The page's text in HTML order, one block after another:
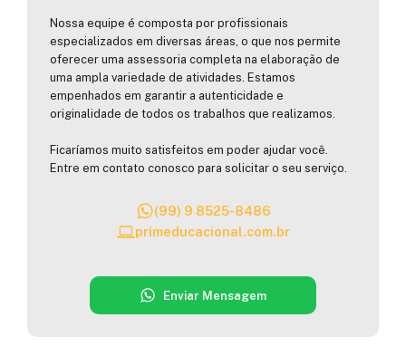
Nossa equipe é composta por profissionais
especializados em diversas áreas, o que nos permite
oferecer uma assessoria completa na elaboração de
uma ampla variedade de atividades. Estamos
empenhados em garantir a autenticidade e
originalidade de todos os trabalhos que realizamos.
Ficaríamos muito satisfeitos em poder ajudar você.
Entre em contato conosco para solicitar o seu serviço.
(99) 9 8525-8486
primeducacional.com.br
Enviar Mensagem